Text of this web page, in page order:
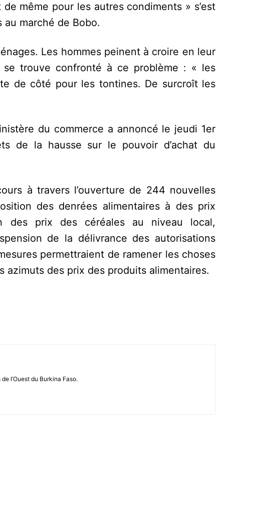
même pour les autres condiments » s’est
marché de Bobo.
Les hommes peinent à croire en leur
trouve confronté à ce problème : « les
de côté pour les tontines. De surcroît les
du commerce a annoncé le jeudi 1er
de la hausse sur le pouvoir d’achat du
à travers l’ouverture de 244 nouvelles
des denrées alimentaires à des prix
des prix des céréales au niveau local,
de la délivrance des autorisations
permettraient de ramener les choses
azimuts des prix des produits alimentaires.
l’Ouest du Burkina Faso.